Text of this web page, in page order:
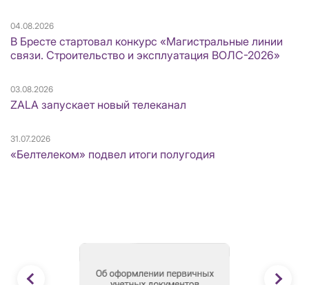
04.08.2026
В Бресте стартовал конкурс «Магистральные линии
связи. Строительство и эксплуатация ВОЛС-2026»
03.08.2026
ZALA запускает новый телеканал
31.07.2026
«Белтелеком» подвел итоги полугодия